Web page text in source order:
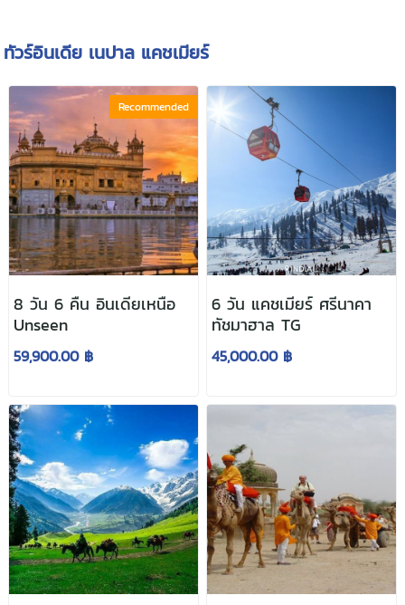
ทัวร์อินเดีย เนปาล แคชเมียร์
Recommended
8 วัน 6 คืน อินเดียเหนือ
Unseen
59,900.00 ฿
6 วัน แคชเมียร์ ศรีนาคา
ทัชมาฮาล TG
45,000.00 ฿